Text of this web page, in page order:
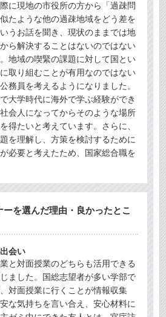
に現地の市役所の方から「過疎問
たような他の過疎地域をどう差を
うお話を聞き、現状のままでは地
ら解決することはないのではない
地域の喫緊の課題に対して国とい
取り組むことが有用なのではない
務員を考えるようになりました。
大学時代に海外で学ぶ経験ができ
会人になってからそのような場所
得たいと考えています。さらに、
を理解し、方策を検討するために
必要と考えたため、国家総合職を
ーを選んだ理由・良かったとこ
会い
と対面授業のどちらも活用できる
ました。国総志望者が多い学部で
対面授業に行くことが情報収集
な気持ちを言い合え、安心材料に